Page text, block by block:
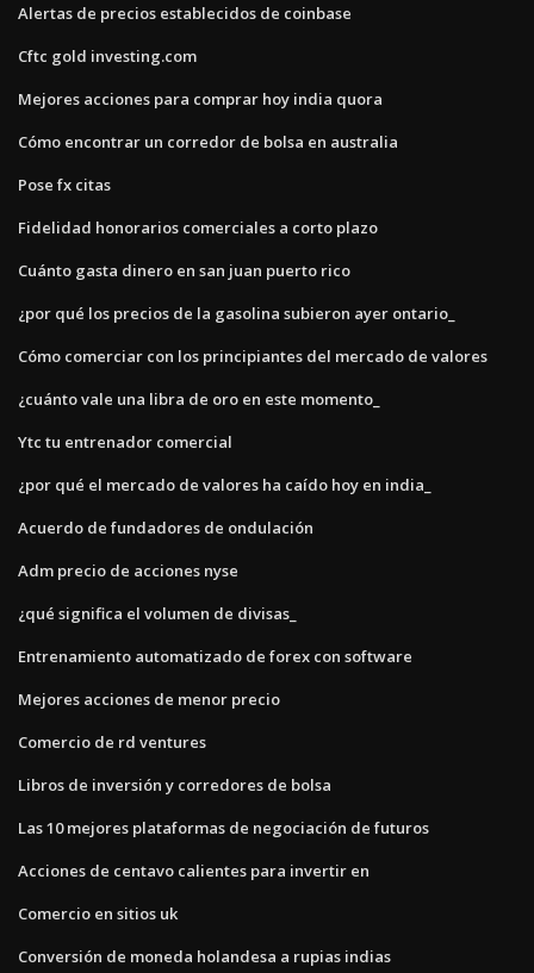
Alertas de precios establecidos de coinbase
Cftc gold investing.com
Mejores acciones para comprar hoy india quora
Cómo encontrar un corredor de bolsa en australia
Pose fx citas
Fidelidad honorarios comerciales a corto plazo
Cuánto gasta dinero en san juan puerto rico
¿por qué los precios de la gasolina subieron ayer ontario_
Cómo comerciar con los principiantes del mercado de valores
¿cuánto vale una libra de oro en este momento_
Ytc tu entrenador comercial
¿por qué el mercado de valores ha caído hoy en india_
Acuerdo de fundadores de ondulación
Adm precio de acciones nyse
¿qué significa el volumen de divisas_
Entrenamiento automatizado de forex con software
Mejores acciones de menor precio
Comercio de rd ventures
Libros de inversión y corredores de bolsa
Las 10 mejores plataformas de negociación de futuros
Acciones de centavo calientes para invertir en
Comercio en sitios uk
Conversión de moneda holandesa a rupias indias